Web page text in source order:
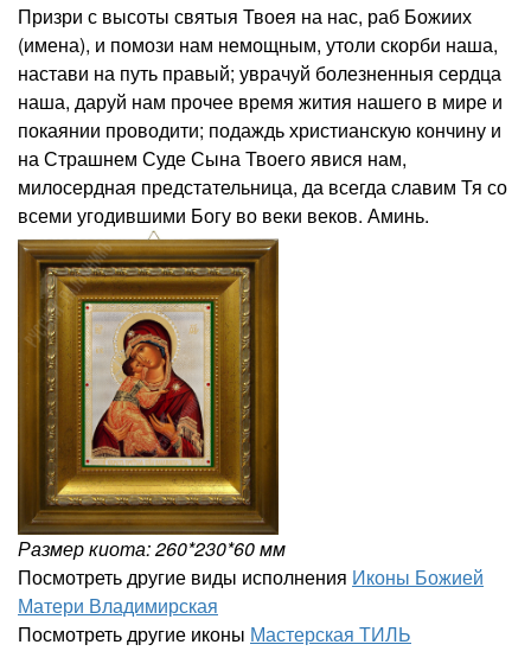
Призри с высоты святыя Твоея на нас, раб Божиих
(имена), и помози нам немощным, утоли скорби наша,
настави на путь правый; уврачуй болезненныя сердца
наша, даруй нам прочее время жития нашего в мире и
покаянии проводити; подаждь христианскую кончину и
на Страшнем Суде Сына Твоего явися нам,
милосердная предстательница, да всегда славим Тя со
всеми угодившими Богу во веки веков. Аминь.
Размер киота: 260*230*60 мм
Посмотреть другие виды исполнения Иконы Божией
Матери Владимирская
Посмотреть другие иконы Мастерская ТИЛЬ